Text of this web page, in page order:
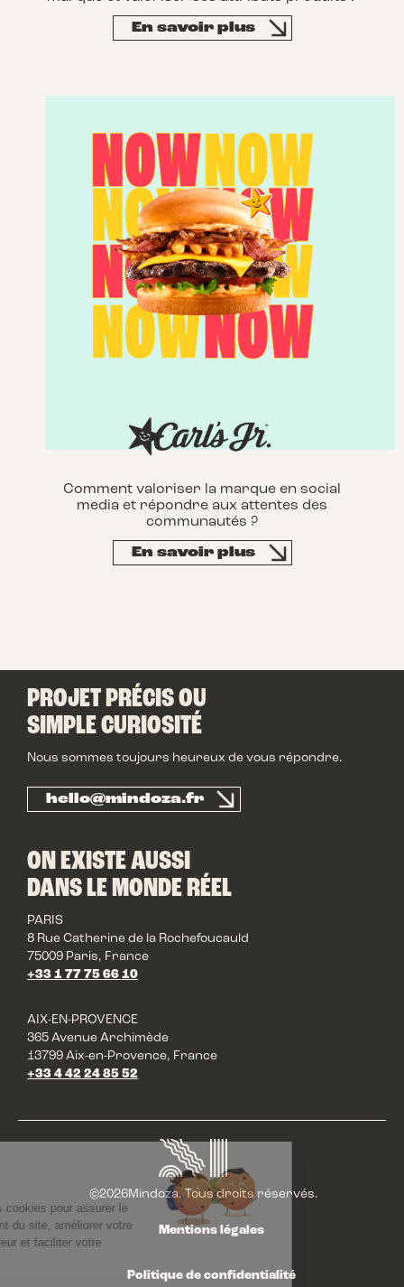
En savoir plus
Comment valoriser la marque en social
media et répondre aux attentes des
communautés ?
En savoir plus
PROJET PRÉCIS OU
SIMPLE CURIOSITÉ
Nous sommes toujours heureux de vous répondre.
hello@mindoza.fr
ON EXISTE AUSSI
DANS LE MONDE RÉEL
PARIS
8 Rue Catherine de la Rochefoucauld
75009 Paris, France
+33 1 77 75 66 10
AIX-EN-PROVENCE
365 Avenue Archimède
13799 Aix-en-Provence, France
+33 4 42 24 85 52
Mindoza. Tous droits réservés.
2026
©
Mentions légales
Politique de confidentialité